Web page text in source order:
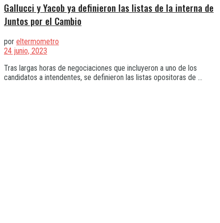
Gallucci y Yacob ya definieron las listas de la interna de
Juntos por el Cambio
por eltermometro
24 junio, 2023
Tras largas horas de negociaciones que incluyeron a uno de los
candidatos a intendentes, se definieron las listas opositoras de ...